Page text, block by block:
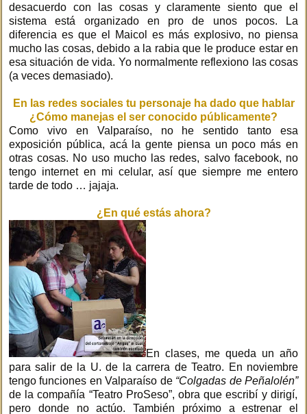
desacuerdo con las cosas y claramente siento que el
sistema está organizado en pro de unos pocos. La
diferencia es que el Maicol es más explosivo, no piensa
mucho las cosas, debido a la rabia que le produce estar en
esa situación de vida. Yo normalmente reflexiono las cosas
(a veces demasiado).
En las redes sociales tu personaje ha dado que hablar
¿Cómo manejas el ser conocido públicamente?
Como vivo en Valparaíso, no he sentido tanto esa
exposición pública, acá la gente piensa un poco más en
otras cosas. No uso mucho las redes, salvo facebook, no
tengo internet en mi celular, así que siempre me entero
tarde de todo … jajaja.
¿En qué estás ahora?
En clases, me queda un año
para salir de la U. de la carrera de Teatro. En noviembre
tengo funciones en Valparaíso de “Colgadas de Peñalolén”
de la compañía “Teatro ProSeso”, obra que escribí y dirigí,
pero donde no actúo. También próximo a estrenar el